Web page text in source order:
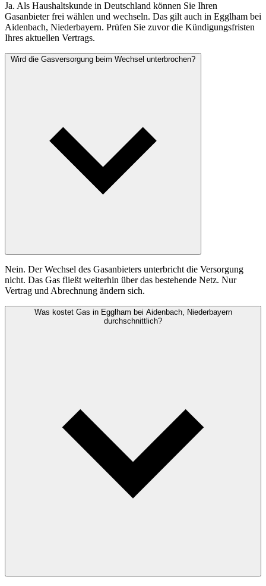
Ja. Als Haushaltskunde in Deutschland können Sie Ihren
Gasanbieter frei wählen und wechseln. Das gilt auch in Egglham bei
Aidenbach, Niederbayern. Prüfen Sie zuvor die Kündigungsfristen
Ihres aktuellen Vertrags.
Wird die Gasversorgung beim Wechsel unterbrochen?
Nein. Der Wechsel des Gasanbieters unterbricht die Versorgung
nicht. Das Gas fließt weiterhin über das bestehende Netz. Nur
Vertrag und Abrechnung ändern sich.
Was kostet Gas in Egglham bei Aidenbach, Niederbayern
durchschnittlich?